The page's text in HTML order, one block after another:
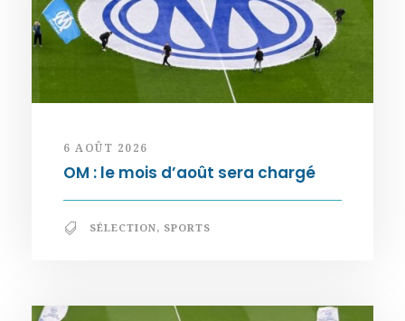
6 AOÛT 2026
OM : le mois d’août sera chargé
SÉLECTION, SPORTS